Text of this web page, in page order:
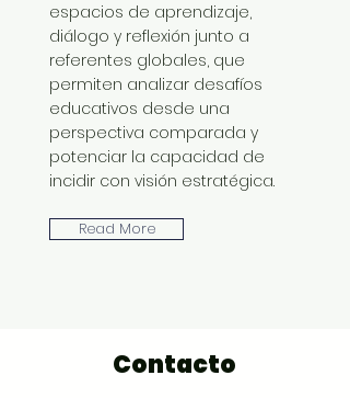
espacios de aprendizaje,
diálogo y reflexión junto a
referentes globales, que
permiten analizar desafíos
educativos desde una
perspectiva comparada y
potenciar la capacidad de
incidir con visión estratégica.
Read More
Contacto